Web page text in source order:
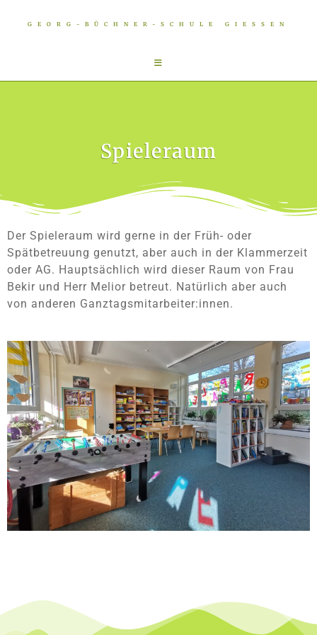
GEORG-BÜCHNER-SCHULE GIESSEN
Spieleraum
Der Spieleraum wird gerne in der Früh- oder
Spätbetreuung genutzt, aber auch in der Klammerzeit
oder AG. Hauptsächlich wird dieser Raum von Frau
Bekir und Herr Melior betreut. Natürlich aber auch
von anderen Ganztagsmitarbeiter:innen.